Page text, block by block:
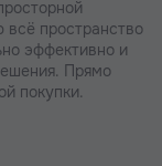
пространство
эффективно и
Прямо
покупки.